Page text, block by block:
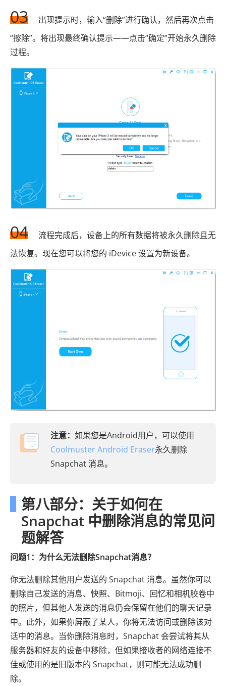
03
出现提示时，输入“删除”进行确认，然后再次点击
“擦除”。将出现最终确认提示——点击“确定”开始永久删除
过程。
04
流程完成后，设备上的所有数据将被永久删除且无
法恢复。现在您可以将您的 iDevice 设置为新设备。
注意： 如果您是Android用户，可以使用
Coolmuster Android Eraser永久删除
Snapchat 消息。
第八部分：关于如何在
Snapchat 中删除消息的常见问
题解答
问题1：为什么无法删除Snapchat消息？
你无法删除其他用户发送的 Snapchat 消息。虽然你可以
删除自己发送的消息、快照、Bitmoji、回忆和相机胶卷中
的照片，但其他人发送的消息仍会保留在他们的聊天记录
中。此外，如果你屏蔽了某人，你将无法访问或删除该对
话中的消息。当你删除消息时，Snapchat 会尝试将其从
服务器和好友的设备中移除，但如果接收者的网络连接不
佳或使用的是旧版本的 Snapchat，则可能无法成功删
除。